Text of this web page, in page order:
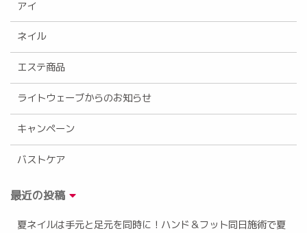
アイ
ネイル
エステ商品
ライトウェーブからのお知らせ
キャンペーン
バストケア
最近の投稿
夏ネイルは手元と足元を同時に！ハンド＆フット同日施術で夏